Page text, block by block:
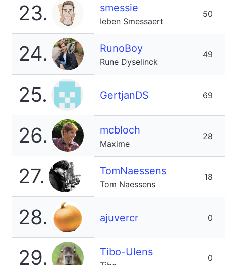
23. smessie
Ieben Smessaert
50
24. RunoBoy
Rune Dyselinck
49
25. GertjanDS 69
26. mcbloch
Maxime
28
27. TomNaessens
Tom Naessens
18
28. ajuvercr 0
29. Tibo-Ulens 0